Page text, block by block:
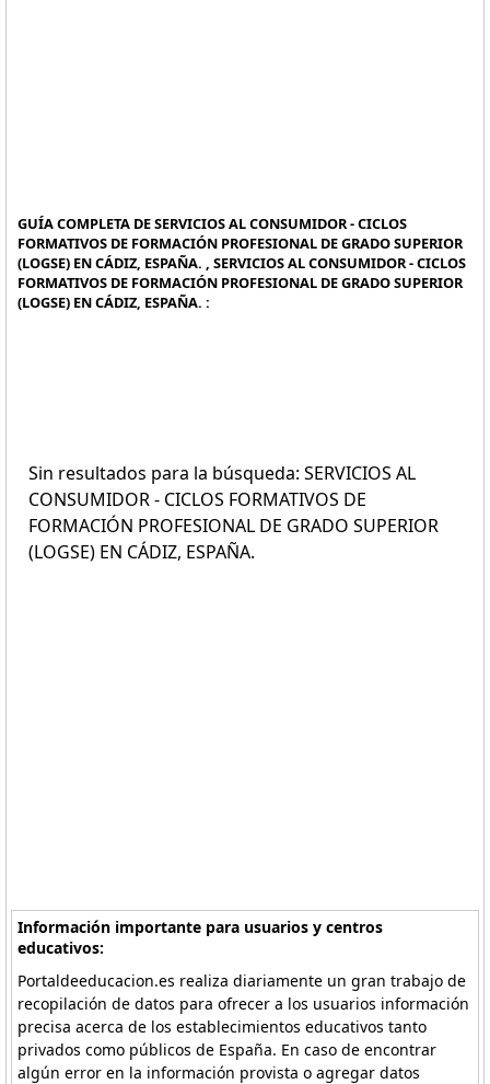
GUÍA COMPLETA DE SERVICIOS AL CONSUMIDOR - CICLOS
FORMATIVOS DE FORMACIÓN PROFESIONAL DE GRADO SUPERIOR
(LOGSE) EN CÁDIZ, ESPAÑA. , SERVICIOS AL CONSUMIDOR - CICLOS
FORMATIVOS DE FORMACIÓN PROFESIONAL DE GRADO SUPERIOR
(LOGSE) EN CÁDIZ, ESPAÑA. :
Sin resultados para la búsqueda: SERVICIOS AL
CONSUMIDOR - CICLOS FORMATIVOS DE
FORMACIÓN PROFESIONAL DE GRADO SUPERIOR
(LOGSE) EN CÁDIZ, ESPAÑA.
Información importante para usuarios y centros
educativos:
Portaldeeducacion.es realiza diariamente un gran trabajo de
recopilación de datos para ofrecer a los usuarios información
precisa acerca de los establecimientos educativos tanto
privados como públicos de España. En caso de encontrar
algún error en la información provista o agregar datos